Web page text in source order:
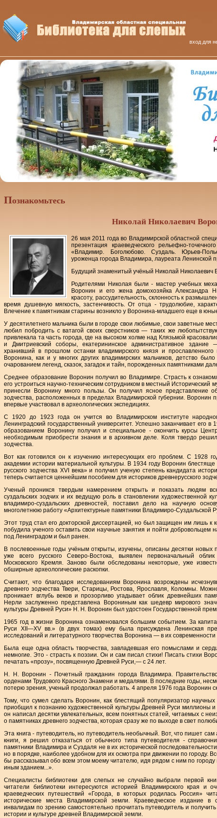
вход для
Познакомьтесь
Николай Николаевич
26 мая 2011 года во Владимирской областной
презентация краеведческого рельефно-
«Владимир. Боголюбово. Суздаль. Юрьев-
уроженца города Владимира, лауреата Ленинской
Будущий знаменитый учёный Николай Николаевич
Родителями Николая были - мастер учебных
Воронин и его жена домохозяйка Александра
красоту, рассудительность, склонность к
время душевную мягкость, застенчивость. От отца - трудолюбие,
Влечение к памятникам старины возникло у Воронина-младшего еще в
У десятилетнего мальчика были в городе свои любимые, свои заветные
любил побродить с ватагой своих сверстников — таких же
привлекала та часть города, где на высоком холме над Клязьмой
и Дмитриевский соборы, екатерининское административное здание
хранивший в прошлом останки владимирского князя и
Воронина, как и у многих других владимирских мальчиков, детство
очарованием легенд, сказок, загадок и тайн, порожденных памятниками
Среднее образование Воронин получил во Владимире. Страсть к
его устроиться научно-техническим сотрудником в местный
принесли Воронину много пользы. Он получил ясное представление
зодчества, расположенных в пределах Владимирской губернии.
впервые участвовал в археологических экспедициях.
С 1920 до 1923 года он учится во Владимирском институте
Ленинградский государственный университет. Успешно заканчивает его в
образованием Воронину получил и специальное - окончить курсы
необходимым приобрести знания и в архивном деле. Коля твердо решил
зодчества.
Вот как готовился он к изучению интересующих его проблем. С 1928
академии истории материальной культуры. В 1934 году Воронин
русского зодчества XVI века» и получил ученую степень кандидата
теперь считается ценнейшим пособием для историков древнерусского
Ученый проникся твердым намерением открыть и показать людям
суздальских зодчих и их ведущую роль в становлении художественной
владимиро-суздальских древностей, поставил дело на научную
многолетнюю работу «Архитектурные памятники Владимиро-Суздальской
Этот труд стал его докторской диссертацией, но был защищен им лишь к
побудила ученого оставить свои научные занятия и пойти добровольцем
под Ленинградом и был ранен.
В послевоенные годы учёным открыты, изучены, описаны десятки новых
уже всего русского Северо-Востока, выявлен первоначальный
Московского Кремля. Заново были обследованы некоторые, уже
обширные археологические раскопки.
Считают, что благодаря исследованиям Воронина возрождены
древнего зодчества Твери, Старицы, Ростова, Ярославля, Коломны.
проникает вглубь веков и прозорливо угадывает облик древнейших
Нерли заслуженно представлена Ворониным как шедевр мирового
культуры Древней Руси» Н. Н. Воронин был удостоен Государственной
1965 год в жизни Воронина ознаменовался большим событием. 3а
Руси XII—XV вв.» (в двух томах) ему была присуждена Ленинская
исследований и литературного творчества Воронина — в их современности
Была еще одна область творчества, завладевшая его помыслами и
немногие. Это - страсть к поэзии. Он и сам писал стихи! Писать стихи
печатать «прозу», посвященную Древней Руси,— с 24 лет.
Н. Н. Воронин - Почетный гражданин города Владимира.
орденами Трудового Красного Знамени и медалями. В последние годы,
потерю зрения, ученый продолжал работать. 4 апреля 1976 года Воронин
Тому, что сумел сделать Воронин, как блестящий популяризатор
приобщил к познанию художественной культуры Древней Руси миллионы
он написал десятки увлекательных, всем понятных статей, читаемых с
о памятниках древнего зодчества, которая сразу же по выходе в свет
Эта книга - путеводитель, но путеводитель необычный. Вот, что пишет
книги, я решил отказаться от обычного типа путеводителя -
памятники Владимира и Суздаля не в их исторической
но в порядке, наиболее удобном для их осмотра при движении по городу.
бы рассказывал обо всем этом моему читателю, идя рядом с ним по
иным зданием...».
Специалисты библиотеки для слепых не случайно выбрали первой
читатели библиотеки интересуются историей Владимирского края и
краеведческих путешествий «Города, в которых родилась Россия»
исторические места Владимирской земли. Краеведческое издание
инвалидам по зрению самостоятельно прочитать путеводитель и
истории и культуре древней Владимирской земли.